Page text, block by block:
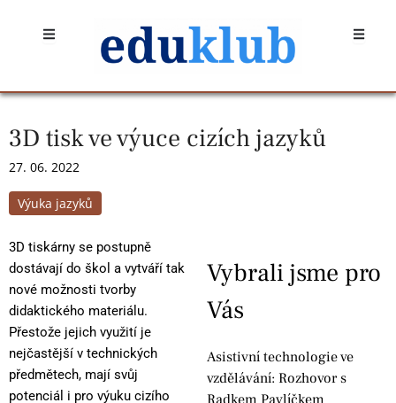
Open Open
3D tisk ve výuce cizích jazyků
27. 06. 2022
Výuka jazyků
3D tiskárny se postupně
dostávají do škol a vytváří tak
nové možnosti tvorby
didaktického materiálu.
Přestože jejich využití je
nejčastější v technických
předmětech, mají svůj
potenciál i pro výuku cizího
Vybrali jsme pro
Vás
Asistivní technologie ve
vzdělávání: Rozhovor s
Radkem Pavlíčkem